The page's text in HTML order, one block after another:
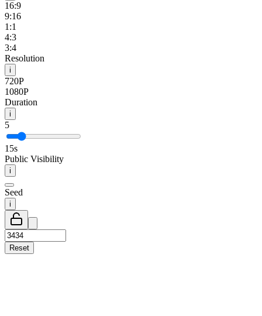
16:9
9:16
1:1
4:3
3:4
Resolution
i
720P
1080P
Duration
i
5
15s
Public Visibility
i
Seed
i
Reset